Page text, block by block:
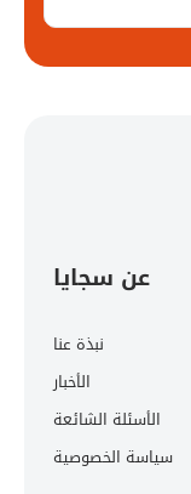
عن سجايا
نبذة عنا
الأخبار
الأسئلة الشائعة
سياسة الخصوصية